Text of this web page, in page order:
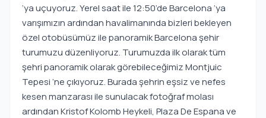
‘ya uçuyoruz. Yerel saat ile 12:50’de Barcelona ‘ya
varışımızın ardından havalimanında bizleri bekleyen
özel otobüsümüz ile panoramik Barcelona şehir
turumuzu düzenliyoruz. Turumuzda ilk olarak tüm
şehri panoramik olarak görebileceğimiz Montjuic
Tepesi ‘ne çıkıyoruz. Burada şehrin eşsiz ve nefes
kesen manzarası ile sunulacak fotoğraf molası
ardından Kristof Kolomb Heykeli, Plaza De Espana ve